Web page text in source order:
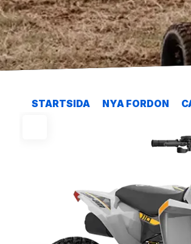
STARTSIDA NYA FORDON